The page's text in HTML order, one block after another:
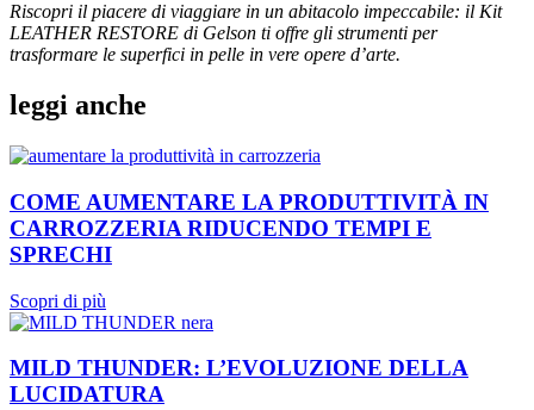
Riscopri il piacere di viaggiare in un abitacolo impeccabile: il Kit
LEATHER RESTORE di Gelson ti offre gli strumenti per
trasformare le superfici in pelle in vere opere d’arte.
leggi anche
COME AUMENTARE LA PRODUTTIVITÀ IN
CARROZZERIA RIDUCENDO TEMPI E
SPRECHI
Scopri di più
MILD THUNDER: L’EVOLUZIONE DELLA
LUCIDATURA